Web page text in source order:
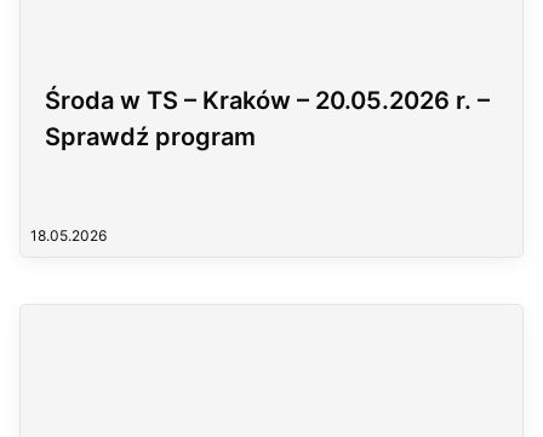
Środa w TS – Kraków – 20.05.2026 r. –
Sprawdź program
18.05.2026